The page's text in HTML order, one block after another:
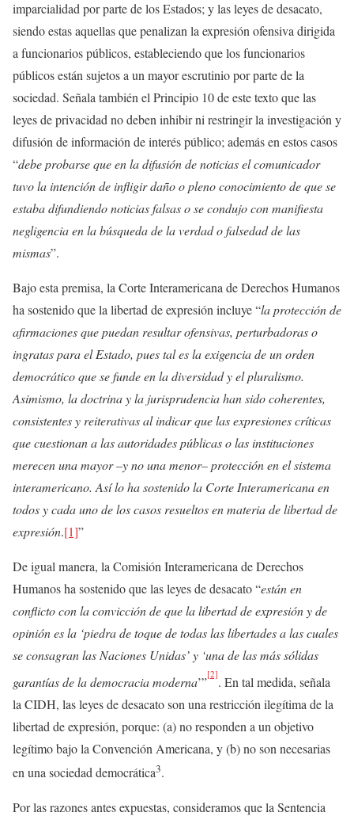
imparcialidad por parte de los Estados; y las leyes de desacato,
siendo estas aquellas que penalizan la expresión ofensiva dirigida
a funcionarios públicos, estableciendo que los funcionarios
públicos están sujetos a un mayor escrutinio por parte de la
sociedad. Señala también el Principio 10 de este texto que las
leyes de privacidad no deben inhibir ni restringir la investigación y
difusión de información de interés público; además en estos casos
“debe probarse que en la difusión de noticias el comunicador
tuvo la intención de infligir daño o pleno conocimiento de que se
estaba difundiendo noticias falsas o se condujo con manifiesta
negligencia en la búsqueda de la verdad o falsedad de las
mismas”.
Bajo esta premisa, la Corte Interamericana de Derechos Humanos
ha sostenido que la libertad de expresión incluye “la protección de
afirmaciones que puedan resultar ofensivas, perturbadoras o
ingratas para el Estado, pues tal es la exigencia de un orden
democrático que se funde en la diversidad y el pluralismo.
Asimismo, la doctrina y la jurisprudencia han sido coherentes,
consistentes y reiterativas al indicar que las expresiones críticas
que cuestionan a las autoridades públicas o las instituciones
merecen una mayor –y no una menor– protección en el sistema
interamericano. Así lo ha sostenido la Corte Interamericana en
todos y cada uno de los casos resueltos en materia de libertad de
expresión.[1]”
De igual manera, la Comisión Interamericana de Derechos
Humanos ha sostenido que las leyes de desacato “están en
conflicto con la convicción de que la libertad de expresión y de
opinión es la ‘piedra de toque de todas las libertades a las cuales
se consagran las Naciones Unidas’ y ‘una de las más sólidas
garantías de la democracia moderna’”[2]. En tal medida, señala
la CIDH, las leyes de desacato son una restricción ilegítima de la
libertad de expresión, porque: (a) no responden a un objetivo
legítimo bajo la Convención Americana, y (b) no son necesarias
en una sociedad democrática3.
Por las razones antes expuestas, consideramos que la Sentencia